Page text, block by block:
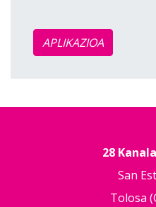
APLIKAZIOA
28
San
Tolosa